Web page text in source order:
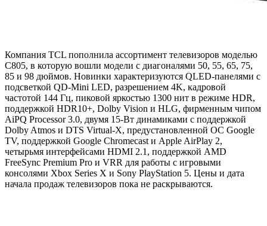
Компания TCL пополнила ассортимент телевизоров моделью
C805, в которую вошли модели с диагоналями 50, 55, 65, 75,
85 и 98 дюймов. Новинки характеризуются QLED-панелями с
подсветкой QD-Mini LED, разрешением 4K, кадровой
частотой 144 Гц, пиковой яркостью 1300 нит в режиме HDR,
поддержкой HDR10+, Dolby Vision и HLG, фирменным чипом
AiPQ Processor 3.0, двумя 15-Вт динамиками с поддержкой
Dolby Atmos и DTS Virtual-X, предустановленной ОС Google
TV, поддержкой Google Chromecast и Apple AirPlay 2,
четырьмя интерфейсами HDMI 2.1, поддержкой AMD
FreeSync Premium Pro и VRR для работы с игровыми
консолями Xbox Series X и Sony PlayStation 5. Цены и дата
начала продаж телевизоров пока не раскрываются.